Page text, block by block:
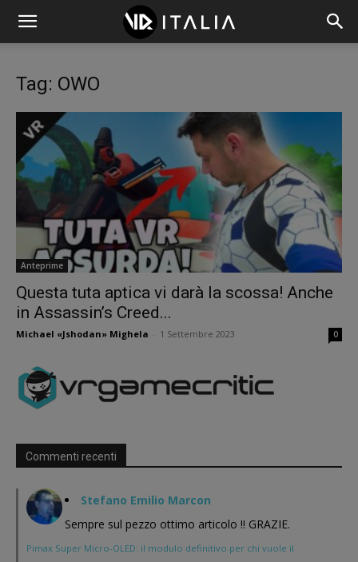
Tag: OWO
Anteprime
Questa tuta aptica vi darà la scossa! Anche
in Assassin’s Creed...
Michael «Jshodan» Mighela 1 Settembre 2023 0
Commenti recenti
Stefano Emilio Marcon
Sempre sul pezzo ottimo articolo !! GRAZIE.
Pimax Super Micro-OLED: il modulo definitivo per chi vuole il